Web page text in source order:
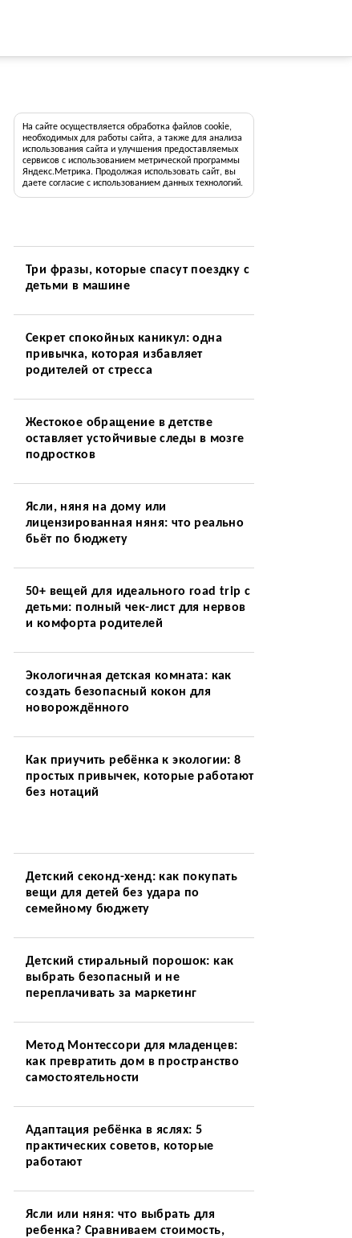
На сайте осуществляется обработка файлов cookie,
необходимых для работы сайта, а также для анализа
использования сайта и улучшения предоставляемых
сервисов с использованием метрической программы
Яндекс.Метрика. Продолжая использовать сайт, вы
даете согласие с использованием данных технологий.
Три фразы, которые спасут поездку с
детьми в машине
Секрет спокойных каникул: одна
привычка, которая избавляет
родителей от стресса
Жестокое обращение в детстве
оставляет устойчивые следы в мозге
подростков
Ясли, няня на дому или
лицензированная няня: что реально
бьёт по бюджету
50+ вещей для идеального road trip с
детьми: полный чек-лист для нервов
и комфорта родителей
Экологичная детская комната: как
создать безопасный кокон для
новорождённого
Как приучить ребёнка к экологии: 8
простых привычек, которые работают
без нотаций
Детский секонд-хенд: как покупать
вещи для детей без удара по
семейному бюджету
Детский стиральный порошок: как
выбрать безопасный и не
переплачивать за маркетинг
Метод Монтессори для младенцев:
как превратить дом в пространство
самостоятельности
Адаптация ребёнка в яслях: 5
практических советов, которые
работают
Ясли или няня: что выбрать для
ребенка? Сравниваем стоимость,